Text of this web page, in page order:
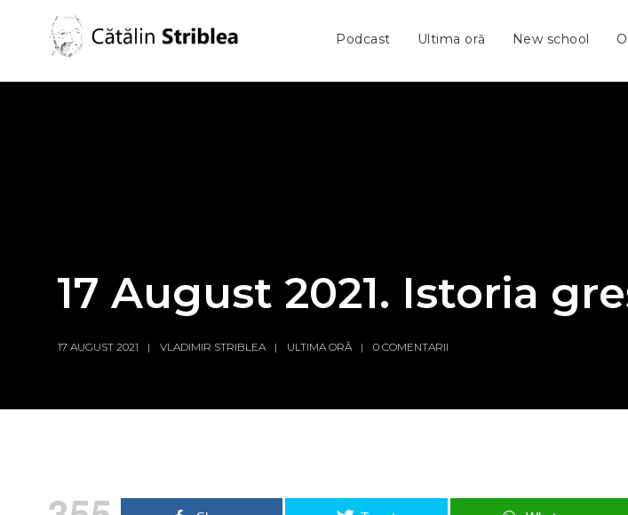
Podcast Ultima oră New school
17 August 2021. Istoria
17 AUGUST 2021 VLADIMIR STRIBLEA ULTIMA ORĂ 0 COMENTARII